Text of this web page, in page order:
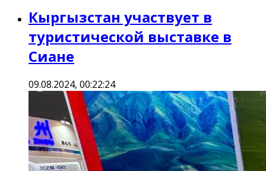
Кыргызстан участвует в
туристической выставке в
Сиане
09.08.2024, 00:22:24